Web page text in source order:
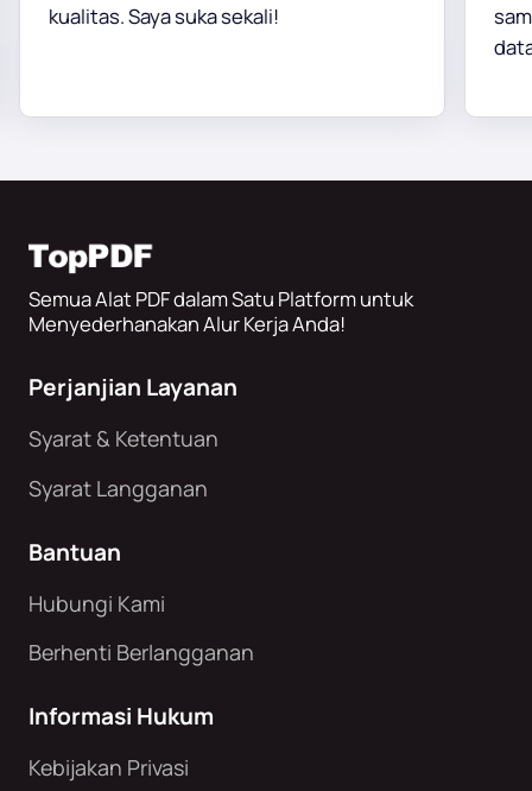
kualitas. Saya suka sekali!
data.
Semua Alat PDF dalam Satu Platform untuk
Menyederhanakan Alur Kerja Anda!
Perjanjian Layanan
Syarat & Ketentuan
Syarat Langganan
Bantuan
Hubungi Kami
Berhenti Berlangganan
Informasi Hukum
Kebijakan Privasi